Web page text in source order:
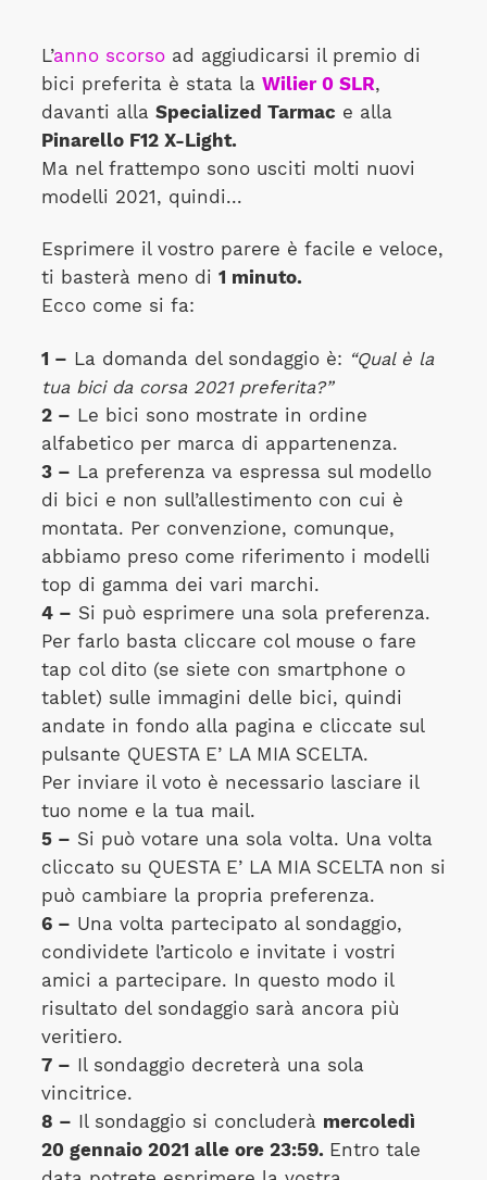
L’anno scorsoad aggiudicarsi il premio di
bici preferita è stata la Wilier 0 SLR,
davanti alla Specialized Tarmac e alla
Pinarello F12 X-Light.
Ma nel frattempo sono usciti molti nuovi
modelli 2021, quindi...
Esprimere il vostro parere è facile e veloce,
ti basterà meno di 1 minuto.
Ecco come si fa:
1 – La domanda del sondaggio è: “Qual è la
tua bici da corsa 2021 preferita?”
2 – Le bici sono mostrate in ordine
alfabetico per marca di appartenenza.
3 – La preferenza va espressa sul modello
di bici e non sull’allestimento con cui è
montata. Per convenzione, comunque,
abbiamo preso come riferimento i modelli
top di gamma dei vari marchi.
4 – Si può esprimere una sola preferenza.
Per farlo basta cliccare col mouse o fare
tap col dito (se siete con smartphone o
tablet) sulle immagini delle bici, quindi
andate in fondo alla pagina e cliccate sul
pulsante QUESTA E’ LA MIA SCELTA.
Per inviare il voto è necessario lasciare il
tuo nome e la tua mail.
5 – Si può votare una sola volta. Una volta
cliccato su QUESTA E’ LA MIA SCELTA non si
può cambiare la propria preferenza.
6 – Una volta partecipato al sondaggio,
condividete l’articolo e invitate i vostri
amici a partecipare. In questo modo il
risultato del sondaggio sarà ancora più
veritiero.
7 – Il sondaggio decreterà una sola
vincitrice.
8 – Il sondaggio si concluderà mercoledì
20 gennaio 2021 alle ore 23:59. Entro tale